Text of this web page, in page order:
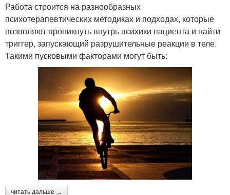
Работа строится на разнообразных
психотерапевтических методиках и подходах, которые
позволяют проникнуть внутрь психики пациента и найти
триггер, запускающий разрушительные реакции в теле.
Такими пусковыми факторами могут быть:
читать дальше →